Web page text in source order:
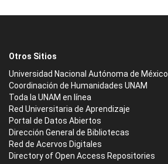
Otros Sitios
Universidad Nacional Autónoma de México
Coordinación de Humanidades UNAM
Toda la UNAM en línea
Red Universitaria de Aprendizaje
Portal de Datos Abiertos
Dirección General de Bibliotecas
Red de Acervos Digitales
Directory of Open Access Repositories